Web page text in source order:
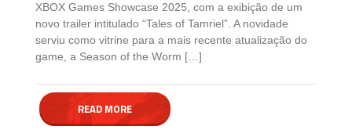
XBOX Games Showcase 2025, com a exibição de um
novo trailer intitulado “Tales of Tamriel”. A novidade
serviu como vitrine para a mais recente atualização do
game, a Season of the Worm […]
READ MORE